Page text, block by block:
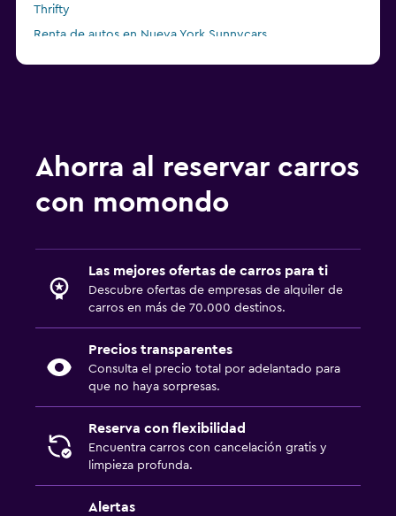
Thrifty
Renta de autos en Nueva York Sunnycars
Ahorra al reservar carros
con momondo
Las mejores ofertas de carros para ti
Descubre ofertas de empresas de alquiler de
carros en más de 70.000 destinos.
Precios transparentes
Consulta el precio total por adelantado para
que no haya sorpresas.
Reserva con flexibilidad
Encuentra carros con cancelación gratis y
limpieza profunda.
Alertas